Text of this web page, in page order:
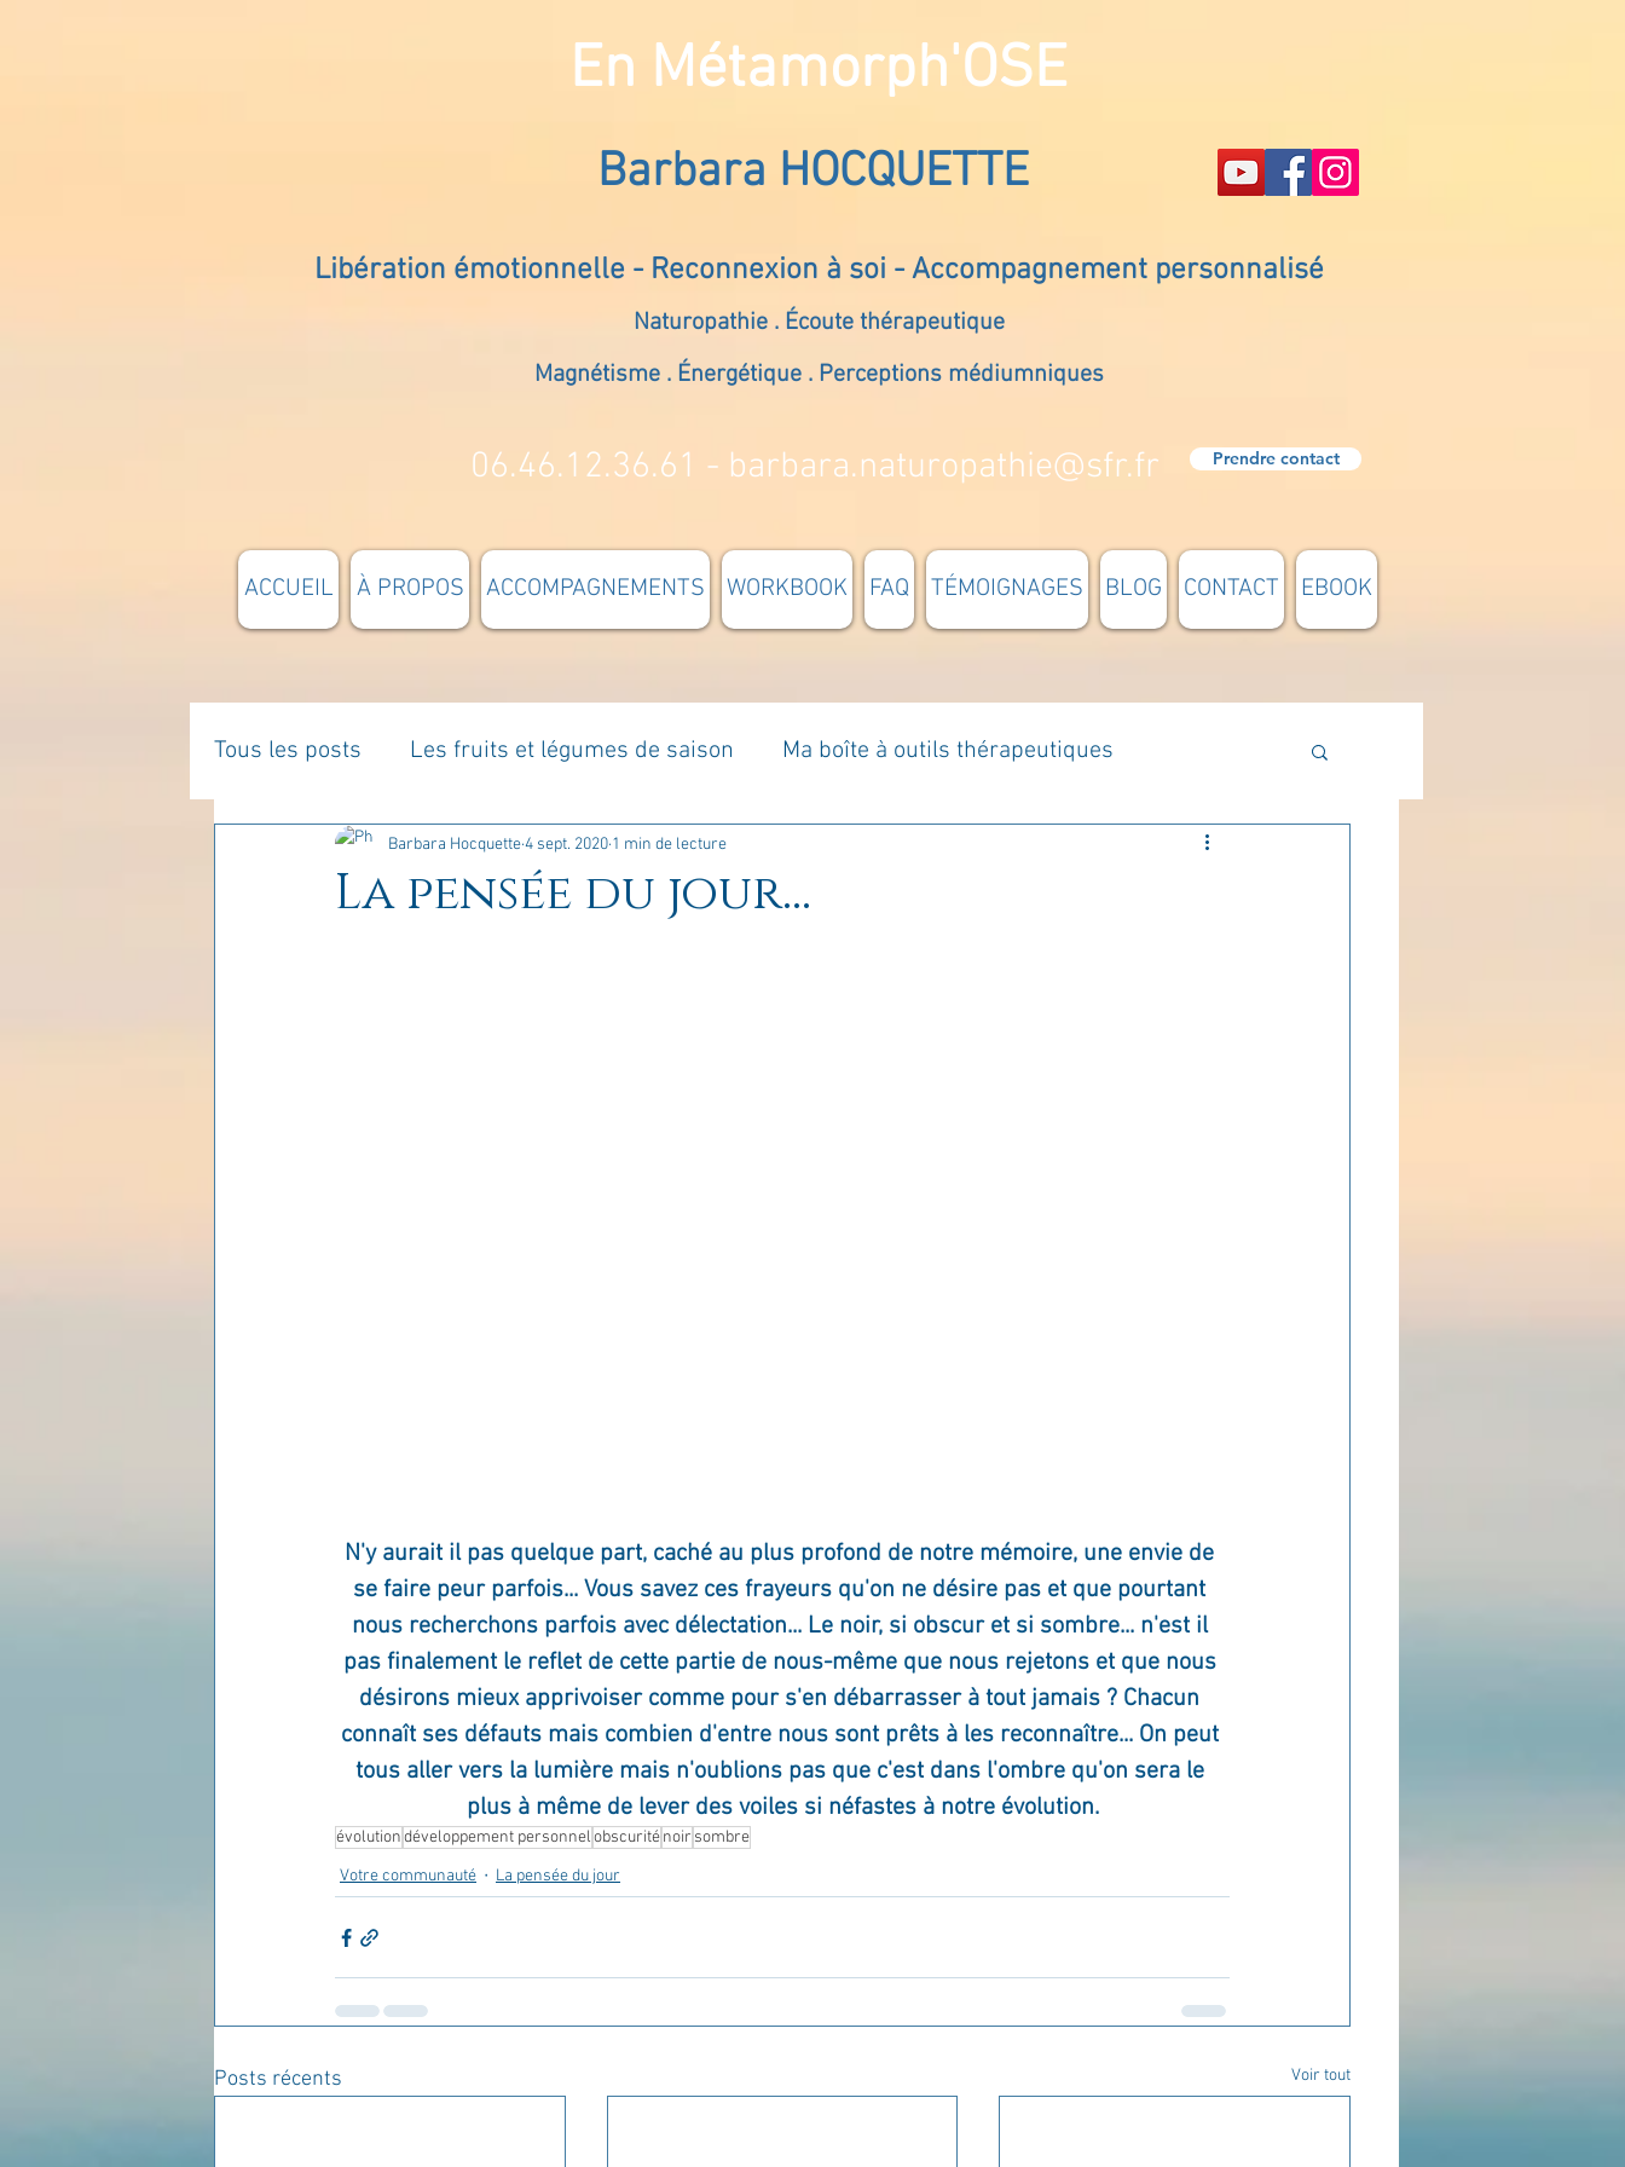
En Métamorph'OSE
Barbara HOCQUETTE
Libération émotionnelle - Reconnexion à soi - Accompagnement personnalisé
Naturopathie . Écoute thérapeutique
Magnétisme . Énergétique . Perceptions médiumniques
06.46.12.36.61 - barbara.naturopathie@sfr.fr Prendre contact
ACCUEIL À PROPOS ACCOMPAGNEMENTS WORKBOOK FAQ TÉMOIGNAGES BLOG CONTACT EBOOK
Tous les posts Les fruits et légumes de saison Ma boîte à outils thérapeutiques
La parentalité De vous à moi... Rome : voyage Méthodologie
La pensée du jour...
Barbara Hocquette4 sept. 2020 1 min de lecture
N'y aurait il pas quelque part, caché au plus profond de notre mémoire, une envie de
se faire peur parfois... Vous savez ces frayeurs qu'on ne désire pas et que pourtant
nous recherchons parfois avec délectation... Le noir, si obscur et si sombre... n'est il
pas finalement le reflet de cette partie de nous-même que nous rejetons et que nous
désirons mieux apprivoiser comme pour s'en débarrasser à tout jamais ? Chacun
connaît ses défauts mais combien d'entre nous sont prêts à les reconnaître... On peut
tous aller vers la lumière mais n'oublions pas que c'est dans l'ombre qu'on sera le
plus à même de lever des voiles si néfastes à notre évolution.
évolutiondéveloppement personnelobscuriténoir sombre
Votre communauté
La pensée du jour
Posts récents Voir tout